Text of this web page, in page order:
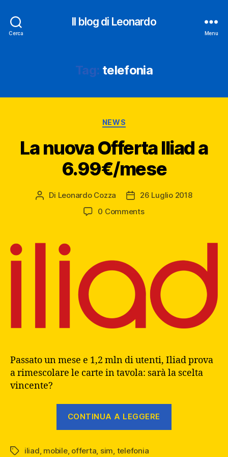
Cerca
Il blog di Leonardo
Menu
Tag: telefonia
Categorie
NEWS
La nuova Offerta Iliad a
6.99€/mese
Autore
Di Leonardo Cozza
Data26 Luglio 2018
0 Comments
Passato un mese e 1,2 mln di utenti, Iliad prova
a rimescolare le carte in tavola: sarà la scelta
vincente?
CONTINUA A LEGGERE
Tag iliad, mobile, offerta, sim, telefonia